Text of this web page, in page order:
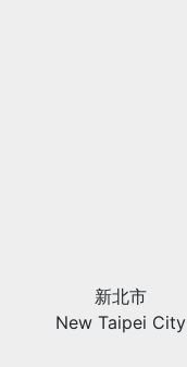
新北市
New Taipei City